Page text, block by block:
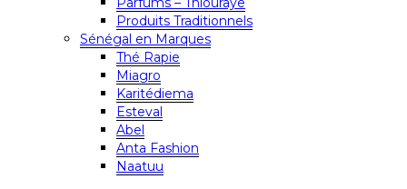
Produits Traditionnels
Sénégal en Marques
Thé Rapie
Miagro
Karitédiema
Esteval
Abel
Anta Fashion
Naatuu